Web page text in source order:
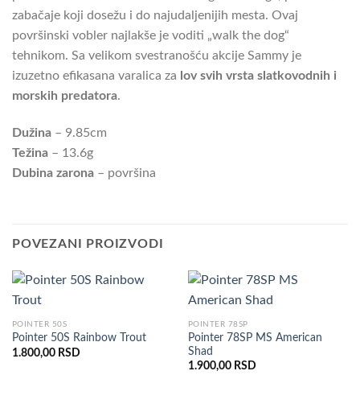
zabačaje koji dosežu i do najudaljenijih mesta. Ovaj
površinski vobler najlakše je voditi „walk the dog“
tehnikom. Sa velikom svestranošću akcije Sammy je
izuzetno efikasana varalica za lov svih vrsta slatkovodnih i
morskih predatora.
Dužina – 9.85cm
Težina – 13.6g
Dubina zarona – površina
POVEZANI PROIZVODI
POINTER 50S
Pointer 50S Rainbow Trout
1.800,00 RSD
POINTER 78SP
Pointer 78SP MS American
Shad
1.900,00 RSD